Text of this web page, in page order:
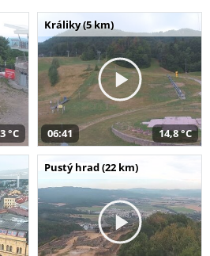
°C
Králiky (5 km)
06:41 14,8 °C
Pustý hrad (22 km)